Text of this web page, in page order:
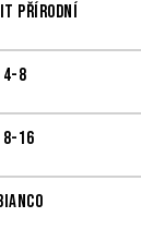
přírodní
4-8
16